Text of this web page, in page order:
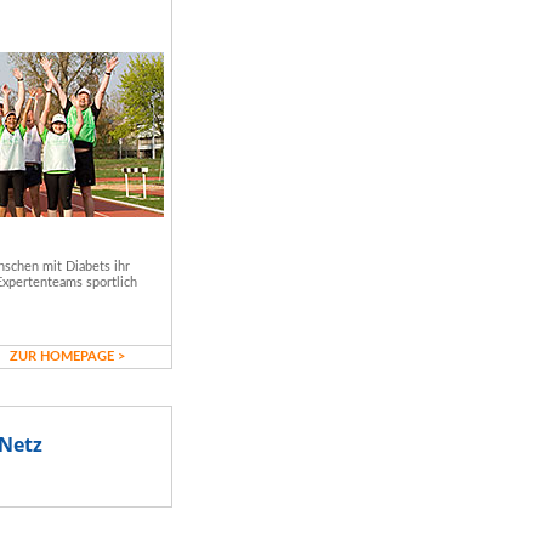
mit Diabets ihr
sportlich
ZUR HOMEPAGE >